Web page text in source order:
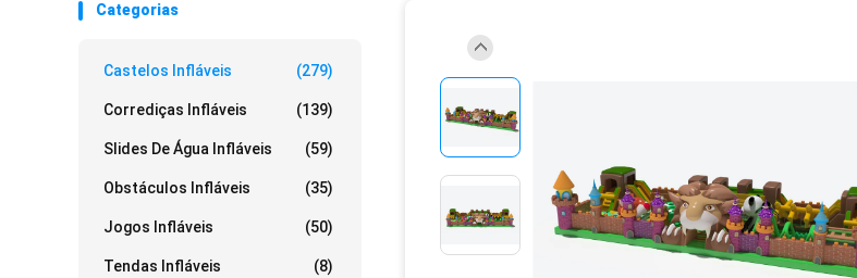
Categorias
Castelos Infláveis (279)
Corrediças Infláveis (139)
Slides De Água Infláveis (59)
Obstáculos Infláveis (35)
Jogos Infláveis (50)
Tendas Infláveis (8)